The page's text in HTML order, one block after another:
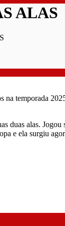
ALAS
temporada
duas alas.
e ela surgiu